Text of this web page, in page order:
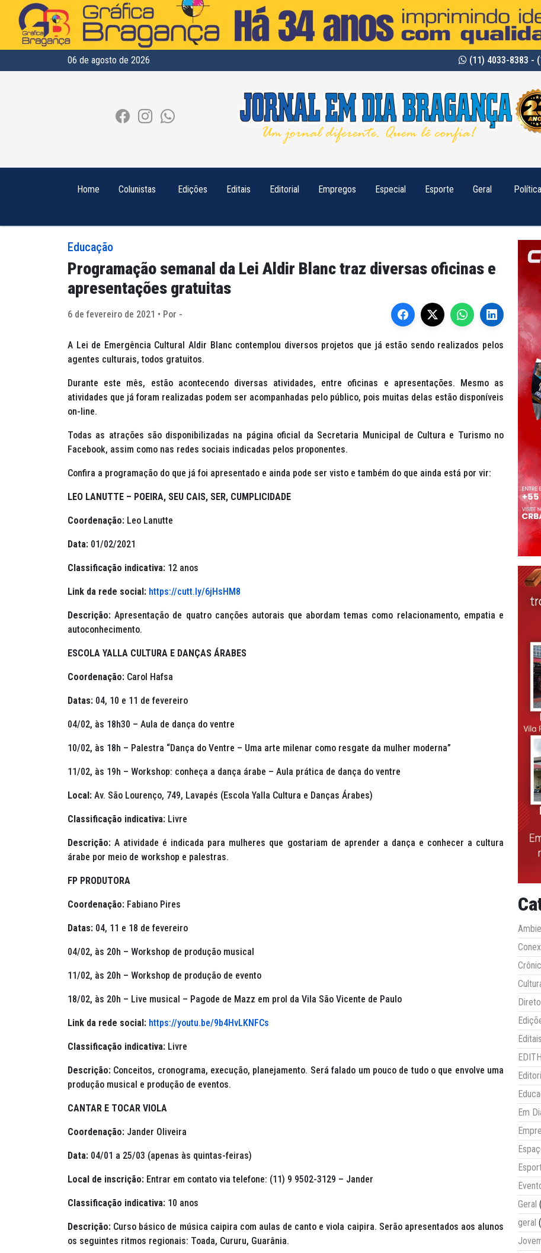
06 de agosto de 2026 (11) 4033-8383 -
Home Colunistas Edições Editais Editorial Empregos Especial Esporte Geral Política
Educação
Programação semanal da Lei Aldir Blanc traz diversas oficinas e
apresentações gratuitas
6 de fevereiro de 2021 • Por -
A Lei de Emergência Cultural Aldir Blanc contemplou diversos projetos que já estão sendo realizados pelos
agentes culturais, todos gratuitos.
Durante este mês, estão acontecendo diversas atividades, entre oficinas e apresentações. Mesmo as
atividades que já foram realizadas podem ser acompanhadas pelo público, pois muitas delas estão disponíveis
on-line.
Todas as atrações são disponibilizadas na página oficial da Secretaria Municipal de Cultura e Turismo no
Facebook, assim como nas redes sociais indicadas pelos proponentes.
Confira a programação do que já foi apresentado e ainda pode ser visto e também do que ainda está por vir:
LEO LANUTTE – POEIRA, SEU CAIS, SER, CUMPLICIDADE
Coordenação: Leo Lanutte
Data: 01/02/2021
Classificação indicativa: 12 anos
Link da rede social: https://cutt.ly/6jHsHM8
Descrição: Apresentação de quatro canções autorais que abordam temas como relacionamento, empatia e
autoconhecimento.
ESCOLA YALLA CULTURA E DANÇAS ÁRABES
Coordenação: Carol Hafsa
Datas: 04, 10 e 11 de fevereiro
04/02, às 18h30 – Aula de dança do ventre
10/02, às 18h – Palestra “Dança do Ventre – Uma arte milenar como resgate da mulher moderna”
11/02, às 19h – Workshop: conheça a dança árabe – Aula prática de dança do ventre
Local: Av. São Lourenço, 749, Lavapés (Escola Yalla Cultura e Danças Árabes)
Classificação indicativa: Livre
Descrição: A atividade é indicada para mulheres que gostariam de aprender a dança e conhecer a cultura
árabe por meio de workshop e palestras.
FP PRODUTORA
Coordenação: Fabiano Pires
Datas: 04, 11 e 18 de fevereiro
04/02, às 20h – Workshop de produção musical
11/02, às 20h – Workshop de produção de evento
18/02, às 20h – Live musical – Pagode de Mazz em prol da Vila São Vicente de Paulo
Link da rede social: https://youtu.be/9b4HvLKNFCs
Classificação indicativa: Livre
Descrição: Conceitos, cronograma, execução, planejamento. Será falado um pouco de tudo o que envolve uma
produção musical e produção de eventos.
CANTAR E TOCAR VIOLA
Coordenação: Jander Oliveira
Data: 04/01 a 25/03 (apenas às quintas-feiras)
Local de inscrição: Entrar em contato via telefone: (11) 9 9502-3129 – Jander
Classificação indicativa: 10 anos
Descrição: Curso básico de música caipira com aulas de canto e viola caipira. Serão apresentados aos alunos
os seguintes ritmos regionais: Toada, Cururu, Guarânia.
Editais
Em
Geral
geral